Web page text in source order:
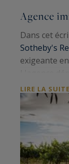
Agence
Dans cet
Sotheby's
exigeante
bastides,
LIRE LA SUITE